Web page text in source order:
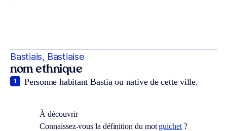
Bastiais, Bastiaise
nom ethnique
Personne habitant Bastia ou native de cette ville.
1
À découvrir
Connaissez-vous la définition du mot guichet?